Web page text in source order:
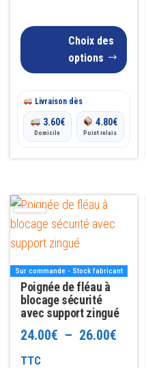
20.00€
21.50€
Choix des
options
du
Livraison dès
3.60€
Domicile
4.80€
Point relais
Sur commande - Stock fabricant
Poignée de fléau à
blocage sécurité
avec support zingué
24.00€ – 26.00€
TTC
Ce
produit
a
variations.
Les
options
peuvent
être